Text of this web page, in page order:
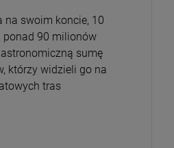
na swoim koncie, 10
ponad 90 milionów
sumę
którzy widzieli go na
tras